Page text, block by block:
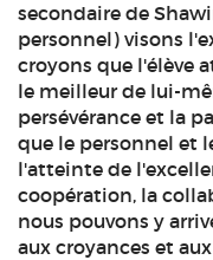
secondaire de
personnel) visons
croyons que l'élève
le meilleur de lui-
persévérance et la
que le personnel et
l'atteinte de
coopération, la
nous pouvons y
aux croyances et